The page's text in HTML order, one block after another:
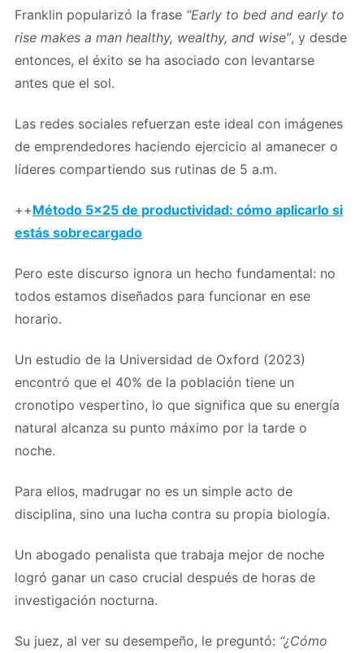
Franklin popularizó la frase “Early to bed and early to
rise makes a man healthy, wealthy, and wise”, y desde
entonces, el éxito se ha asociado con levantarse
antes que el sol.
Las redes sociales refuerzan este ideal con imágenes
de emprendedores haciendo ejercicio al amanecer o
líderes compartiendo sus rutinas de 5 a.m.
++Método 5×25 de productividad: cómo aplicarlo si
estás sobrecargado
Pero este discurso ignora un hecho fundamental: no
todos estamos diseñados para funcionar en ese
horario.
Un estudio de la Universidad de Oxford (2023)
encontró que el 40% de la población tiene un
cronotipo vespertino, lo que significa que su energía
natural alcanza su punto máximo por la tarde o
noche.
Para ellos, madrugar no es un simple acto de
disciplina, sino una lucha contra su propia biología.
Un abogado penalista que trabaja mejor de noche
logró ganar un caso crucial después de horas de
investigación nocturna.
Su juez, al ver su desempeño, le preguntó: “¿Cómo